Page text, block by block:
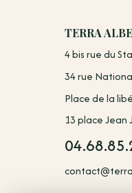
TERRA
4 bis rue du
34 rue
Place de la
13 place Jean